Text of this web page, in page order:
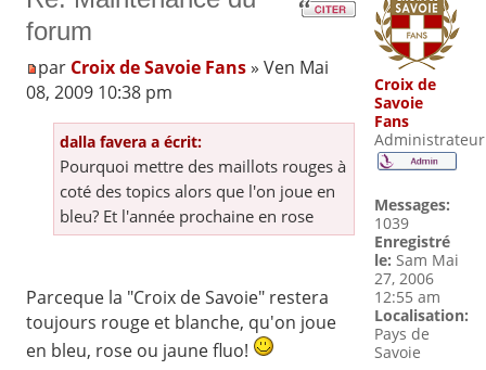
forum
par Croix de Savoie Fans» Ven Mai
08, 2009 10:38 pm
dalla favera a écrit:
Pourquoi mettre des maillots rouges à
coté des topics alors que l'on joue en
bleu? Et l'année prochaine en rose
Parceque la "Croix de Savoie" restera
toujours rouge et blanche, qu'on joue
en bleu, rose ou jaune fluo!
Croix de
Savoie
Fans
Administrateur
Messages:
1039
Enregistré
le: Sam Mai
27, 2006
12:55 am
Localisation:
Pays de
Savoie